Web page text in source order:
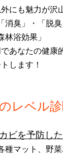
にも魅力が沢
消臭」・「脱
林浴効果」
あなたの健康
します！
レベル診
ビを予防し
種マット、野